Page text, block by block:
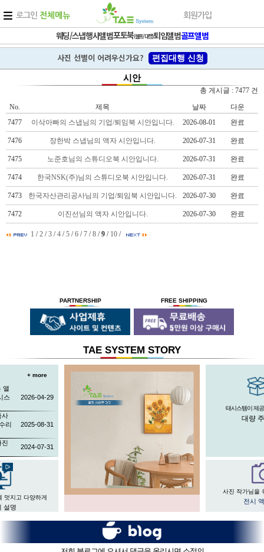
로그인 전체메뉴 회원가입
웨딩/스냅행사앨범포토북(셀프/대행)퇴임앨범골프앨범
사진 선별이 어려우신가요? 편집대행 신청
시안
총 게시글 : 7477 건
No.
제목 날짜
다운
7477
이삭아빠의 스냅님의 기업/퇴임북 시안입니다. 2026-08-01 완료
7476 장한박 스냅님의 액자 시안입니다. 2026-07-31 완료
7475 노준호님의 스튜디오북 시안입니다. 2026-07-31 완료
7474 한국NSK(주)님의 스튜디오북 시안입니다. 2026-07-31 완료
7473 한국자산관리공사님의 기업/퇴임북 시안입니다. 2026-07-30 완료
7472 이진선님의 액자 시안입니다. 2026-07-30 완료
1 /2 /3 /4 /5 /6 /7 /8 /9 / 10 /
PARTNERSHIP FREE SHIPPING
TAE SYSTEM STORY
+ more
앨
스
2026-04-29
사
리
2025-08-31
진
2024-07-31
태시스템이 제
대량
멋지고 다양하게
설명
사진 작가님을
전시